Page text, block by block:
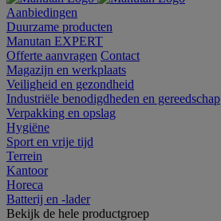
Aanbiedingen
Duurzame producten
Manutan EXPERT
Offerte aanvragen Contact
Magazijn en werkplaats
Veiligheid en gezondheid
Industriële benodigdheden en gereedschap
Verpakking en opslag
Hygiëne
Sport en vrije tijd
Terrein
Kantoor
Horeca
Batterij en -lader
Bekijk de hele productgroep